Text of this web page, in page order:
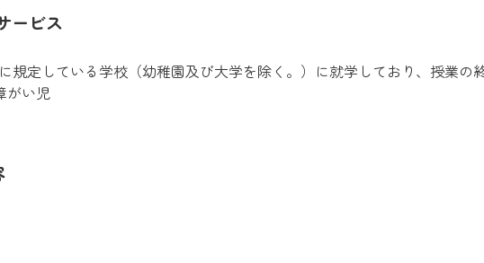
ービス
規定している学校（幼稚園及び大学を除く。）に就学しており、授業の
がい児